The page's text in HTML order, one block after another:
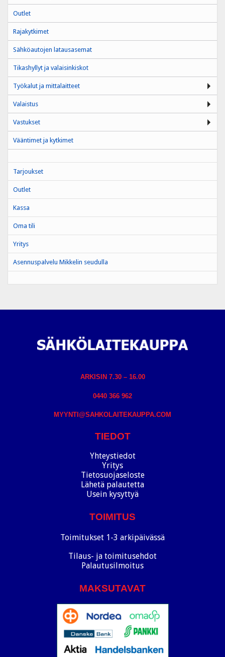
Outlet
Rajakytkimet
Sähköautojen latausasemat
Tikashyllyt ja valaisinkiskot
Työkalut ja mittalaitteet
Valaistus
Vastukset
Vääntimet ja kytkimet
Tarjoukset
Outlet
Kassa
Oma tili
Yritys
Asennuspalvelu Mikkelin seudulla
ARKISIN 7.30 – 16.00
0440 366 962
MYYNTI@SAHKOLAITEKAUPPA.COM
TIEDOT
Yhteystiedot
Yritys
Tietosuojaseloste
Lähetä palautetta
Usein kysyttyä
TOIMITUS
Toimitukset 1-3 arkipäivässä
Tilaus- ja toimitusehdot
Palautusilmoitus
MAKSUTAVAT